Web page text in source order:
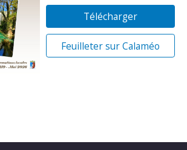
Télécharger
Feuilleter sur Calaméo